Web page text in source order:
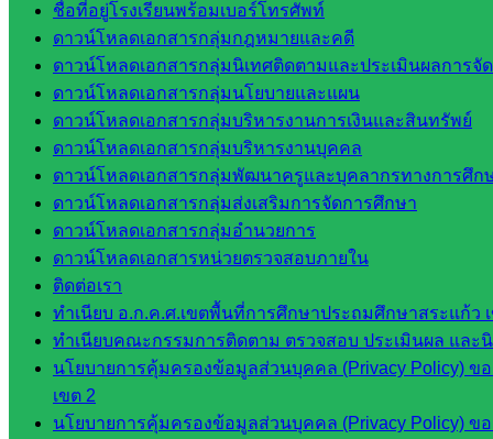
ชื่อที่อยู่โรงเรียนพร้อมเบอร์โทรศัพท์
ดาวน์โหลดเอกสารกลุ่มกฎหมายและคดี
ดาวน์โหลดเอกสารกลุ่มนิเทศติดตามและประเมินผลการจั
ดาวน์โหลดเอกสารกลุ่มนโยบายและแผน
ดาวน์โหลดเอกสารกลุ่มบริหารงานการเงินและสินทรัพย์
ดาวน์โหลดเอกสารกลุ่มบริหารงานบุคคล
ดาวน์โหลดเอกสารกลุ่มพัฒนาครูและบุคลากรทางการศึก
ดาวน์โหลดเอกสารกลุ่มส่งเสริมการจัดการศึกษา
ดาวน์โหลดเอกสารกลุ่มอำนวยการ
ดาวน์โหลดเอกสารหน่วยตรวจสอบภายใน
ติดต่อเรา
ทำเนียบ อ.ก.ค.ศ.เขตพื้นที่การศึกษาประถมศึกษาสระแก้ว
ทำเนียบคณะกรรมการติดตาม ตรวจสอบ ประเมินผล และ
นโยบายการคุ้มครองข้อมูลส่วนบุคคล (Privacy Policy)
เขต 2
นโยบายการคุ้มครองข้อมูลส่วนบุคคล (Privacy Policy)
กลุ่
มอำนวย
การ
กลุ่ม
บริหาร
งานงาน
เงินและ
สินทรัพย์
กลุ่มน
โยบาย
และแผน
กลุ่มส่ง
เสริมการ
จัดการ
ศึกษา